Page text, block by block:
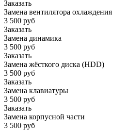
Заказать
Замена вентилятора охлаждения
3 500 руб
Заказать
Замена динамика
3 500 руб
Заказать
Замена жёсткого диска (HDD)
3 500 руб
Заказать
Замена клавиатуры
3 500 руб
Заказать
Замена корпусной части
3 500 руб